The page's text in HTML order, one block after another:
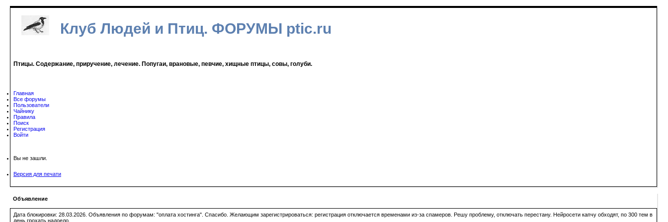
Клуб Людей и Птиц. ФОРУМЫ ptic.ru
Птицы. Содержание, приручение, лечение. Попугаи, врановые, певчие, хищные птицы, совы, голуби.
Главная
Все форумы
Пользователи
Чайнику
Правила
Поиск
Регистрация
Войти
Вы не зашли.
Версия для печати
Объявление
Дата блокировки: 28.03.2026. Объявления по форумам: "оплата хостинга". Спасибо. Желающим зарегистрироваться: регистрация отключается временами из-за спамеров. Решу проблему, отключать перестану. Нейросети капчу обходят, по 300 тем в
день грохать надоело.